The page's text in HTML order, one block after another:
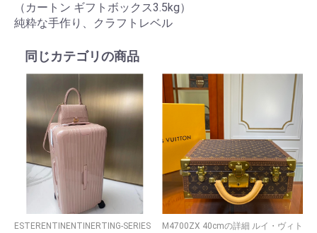
（カートン ギフトボックス3.5kg）
純粋な手作り、クラフトレベル
同じカテゴリの商品
ESTERENTINENTINERTING-SERIES
M4700ZX 40cmの詳細 ルイ・ヴィト